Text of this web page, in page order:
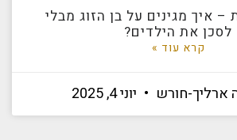
– איך מגינים על בן הזוג מבלי
לסכן את הילדים?
קרא עוד »
ארליך-חורש יוני 4, 2025